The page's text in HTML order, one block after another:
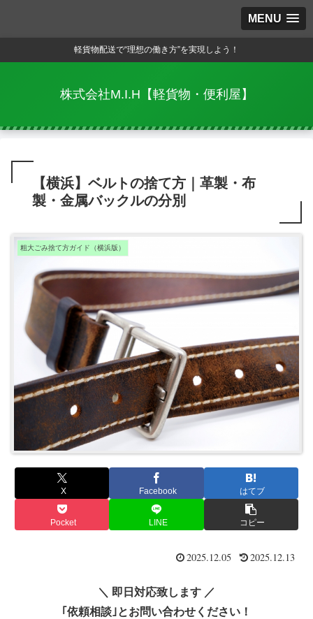
MENU
軽貨物配送で“理想の働き方”を実現しよう！
株式会社M.I.H【軽貨物・便利屋】
【横浜】ベルトの捨て方｜革製・布
製・金属バックルの分別
粗大ごみ捨て方ガイド（横浜版）
X Facebook はてブ
Pocket LINE コピー
2025.12.05 2025.12.13
＼ 即日対応致します ／
｢依頼相談｣とお問い合わせください！